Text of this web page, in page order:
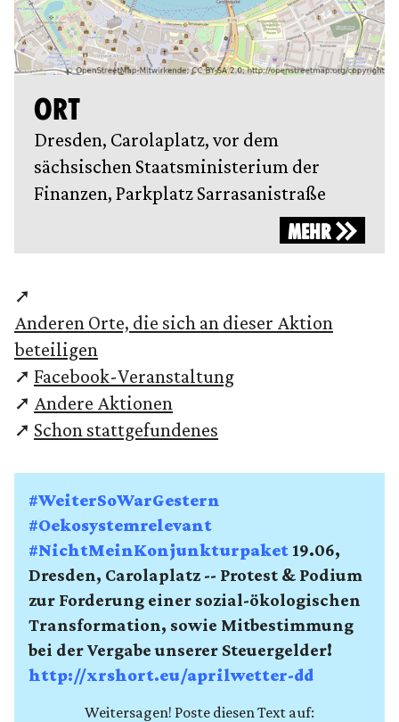
ORT
Dresden, Carolaplatz, vor dem
sächsischen Staatsministerium der
Finanzen, Parkplatz Sarrasanistraße
MEHR
➚
Anderen Orte, die sich an dieser Aktion
beteiligen
➚ Facebook-Veranstaltung
➚ Andere Aktionen
➚ Schon stattgefundenes
#WeiterSoWarGestern
#Oekosystemrelevant
#NichtMeinKonjunkturpaket 19.06,
Dresden, Carolaplatz -- Protest & Podium
zur Forderung einer sozial-ökologischen
Transformation, sowie Mitbestimmung
bei der Vergabe unserer Steuergelder!
http://xrshort.eu/aprilwetter-dd
Weitersagen! Poste diesen Text auf: